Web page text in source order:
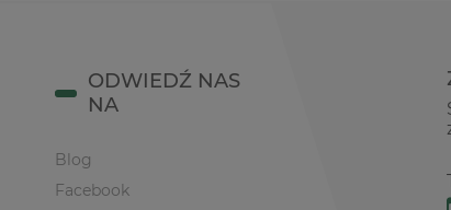
ODWIEDŹ NAS
NA
Blog
Facebook